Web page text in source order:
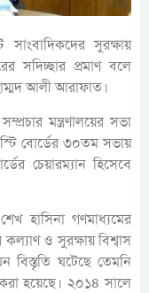
সাংবাদিকদের সুরক্ষায়
সদিচ্ছার প্রমাণ বলে
আলী আরাফাত।
মন্ত্রণালয়ের সভা
বোর্ডের ৩০তম সভায়
চেয়ারম্যান হিসেবে
হাসিনা গণমাধ্যমের
কল্যাণ ও সুরক্ষায় বিশ্বাস
ঘটেছে তেমনি
হয়েছে। ২০১৪ সালে